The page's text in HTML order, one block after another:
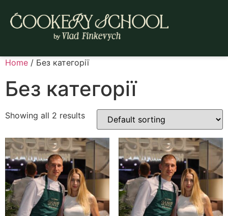
Home / Без категорії
Без категорії
Showing all 2 results